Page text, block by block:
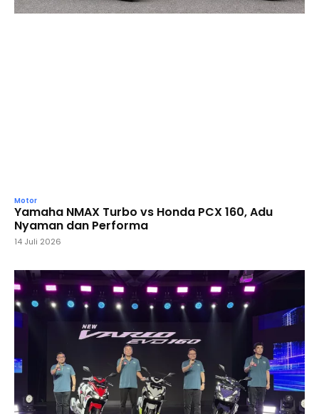
Motor
Yamaha NMAX Turbo vs Honda PCX 160, Adu
Nyaman dan Performa
14 Juli 2026